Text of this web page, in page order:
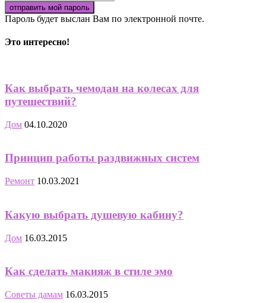
Пароль будет выслан Вам по электронной почте.
Это интересно!
Как выбрать чемодан на колесах для
путешествий?
Дом 04.10.2020
Принцип работы раздвижных систем
Ремонт 10.03.2021
Какую выбрать душевую кабину?
Дом 16.03.2015
Как сделать макияж в стиле эмо
Советы дамам 16.03.2015